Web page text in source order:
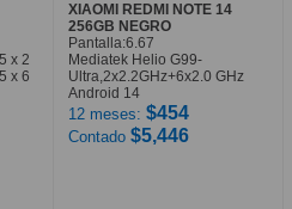
x 2
x 6
XIAOMI REDMI NOTE 14
256GB NEGRO
Pantalla:6.67
Mediatek Helio G99-
Ultra,2x2.2GHz+6x2.0 GHz
Android 14
12 meses: $454
Contado $5,446